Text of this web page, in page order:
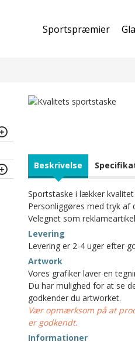
Sportspræmier
Beskrivelse
Sportstaske i lækker
Personliggøres med tryk af
Velegnet som
Levering
Levering er 2-4 uger efter
Artwork
Vores grafiker laver en
Du har mulighed for at se
godkender du artworket.
Vær opmærksom på at
er godkendt.
Informationer